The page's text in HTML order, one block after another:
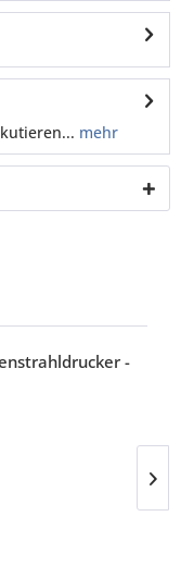
mehr
-